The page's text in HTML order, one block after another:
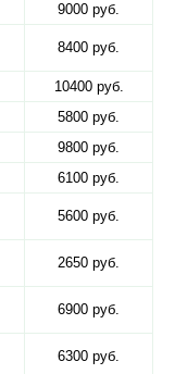
9000 руб.
8400 руб.
10400 руб.
5800 руб.
9800 руб.
6100 руб.
5600 руб.
2650 руб.
6900 руб.
6300 руб.